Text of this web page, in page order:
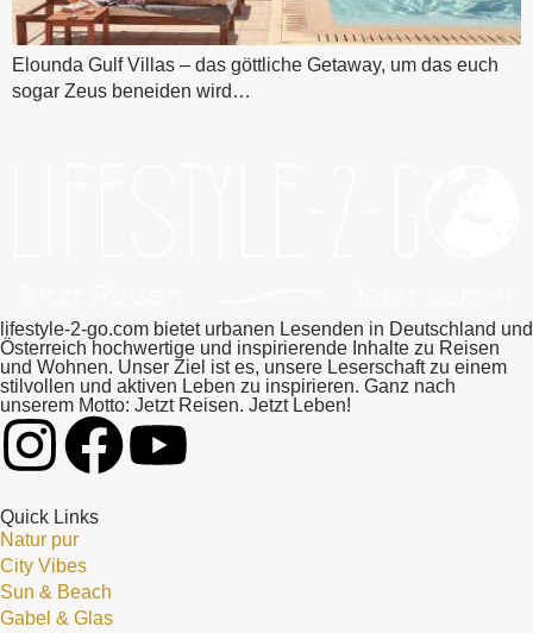
Elounda Gulf Villas – das göttliche Getaway, um das euch
sogar Zeus beneiden wird…
lifestyle-2-go.com bietet urbanen Lesenden in Deutschland und
Österreich hochwertige und inspirierende Inhalte zu Reisen
und Wohnen. Unser Ziel ist es, unsere Leserschaft zu einem
stilvollen und aktiven Leben zu inspirieren. Ganz nach
unserem Motto: Jetzt Reisen. Jetzt Leben!
Quick Links
Natur pur
City Vibes
Sun & Beach
Gabel & Glas